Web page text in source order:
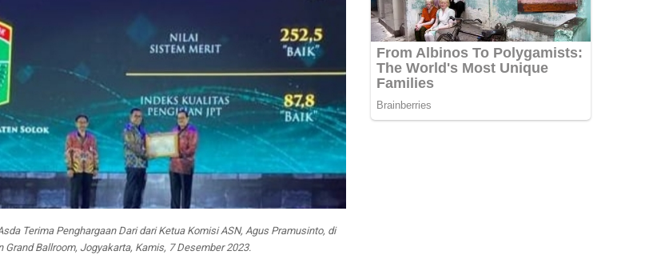
Terima Penghargaan Dari dari Ketua Komisi ASN, Agus Pramusinto, di
Grand Ballroom, Jogyakarta, Kamis, 7 Desember 2023.